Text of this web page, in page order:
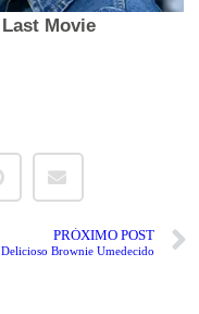
PRÓXIMO POST
Delicioso Brownie Umedecido